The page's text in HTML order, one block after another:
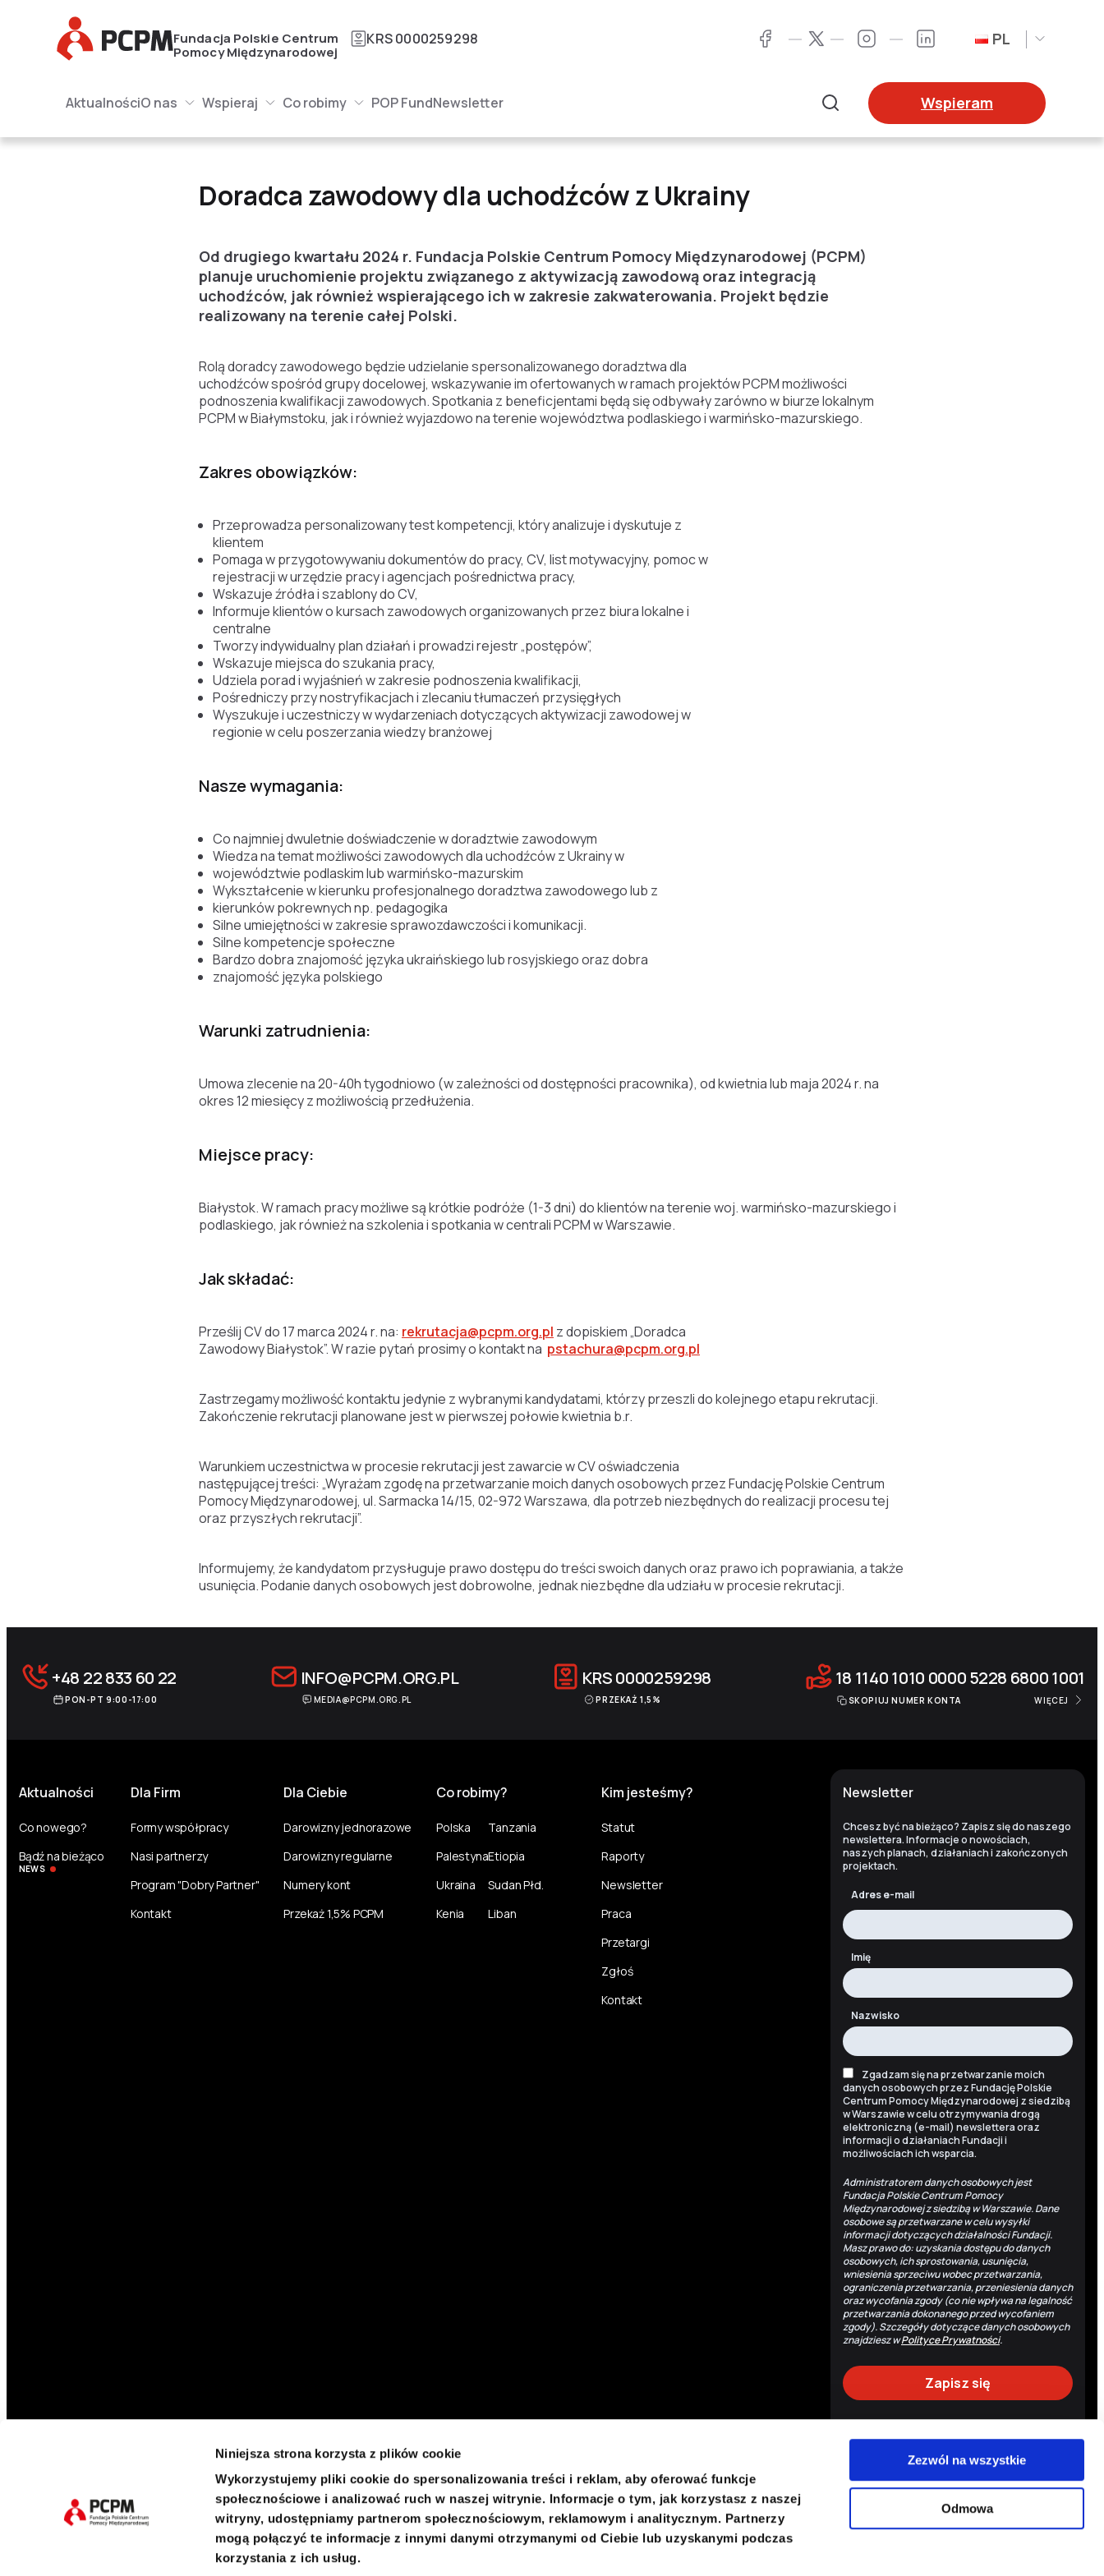
Niniejsza strona korzysta z plików cookie
Wykorzystujemy pliki cookie do spersonalizowania treści i reklam, aby oferować funkcje
społecznościowe i analizować ruch w naszej witrynie. Informacje o tym, jak korzystasz z naszej
witryny, udostępniamy partnerom społecznościowym, reklamowym i analitycznym. Partnerzy
mogą połączyć te informacje z innymi danymi otrzymanymi od Ciebie lub uzyskanymi podczas
korzystania z ich usług.
Zezwól na wszystkie
Odmowa
Główne Logo
Fundacja Polskie Centrum
Pomocy Międzynarodowej
KRS0000259298 FacebookTwitter InstagramLinkedIn PL
Główne Logo
AktualnościO nasO nas Submenu WspierajWspieraj Submenu Co robimySubmenu POP FundNewsletter
Wspieram
Doradca zawodowy dla uchodźców z Ukrainy
Od drugiego kwartału 2024 r. Fundacja Polskie Centrum Pomocy Międzynarodowej (PCPM)
planuje uruchomienie projektu związanego z aktywizacją zawodową oraz integracją
uchodźców, jak również wspierającego ich w zakresie zakwaterowania. Projekt będzie
realizowany na terenie całej Polski.
Rolą doradcy zawodowego będzie udzielanie spersonalizowanego doradztwa dla
uchodźców spośród grupy docelowej, wskazywanie im ofertowanych w ramach projektów PCPM możliwości
podnoszenia kwalifikacji zawodowych. Spotkania z beneficjentami będą się odbywały zarówno w biurze lokalnym
PCPM w Białymstoku, jak i również wyjazdowo na terenie województwa podlaskiego i warmińsko-mazurskiego.
Zakres obowiązków:
Przeprowadza personalizowany test kompetencji, który analizuje i dyskutuje z
klientem
Pomaga w przygotowywaniu dokumentów do pracy, CV, list motywacyjny, pomoc w
rejestracji w urzędzie pracy i agencjach pośrednictwa pracy,
Wskazuje źródła i szablony do CV,
Informuje klientów o kursach zawodowych organizowanych przez biura lokalne i
centralne
Tworzy indywidualny plan działań i prowadzi rejestr „postępów”,
Wskazuje miejsca do szukania pracy,
Udziela porad i wyjaśnień w zakresie podnoszenia kwalifikacji,
Pośredniczy przy nostryfikacjach i zlecaniu tłumaczeń przysięgłych
Wyszukuje i uczestniczy w wydarzeniach dotyczących aktywizacji zawodowej w
regionie w celu poszerzania wiedzy branżowej
Nasze wymagania:
Co najmniej dwuletnie doświadczenie w doradztwie zawodowym
Wiedza na temat możliwości zawodowych dla uchodźców z Ukrainy w
województwie podlaskim lub warmińsko-mazurskim
Wykształcenie w kierunku profesjonalnego doradztwa zawodowego lub z
kierunków pokrewnych np. pedagogika
Silne umiejętności w zakresie sprawozdawczości i komunikacji.
Silne kompetencje społeczne
Bardzo dobra znajomość języka ukraińskiego lub rosyjskiego oraz dobra
znajomość języka polskiego
Warunki zatrudnienia:
Umowa zlecenie na 20-40h tygodniowo (w zależności od dostępności pracownika), od kwietnia lub maja 2024 r. na
okres 12 miesięcy z możliwością przedłużenia.
Miejsce pracy:
Białystok. W ramach pracy możliwe są krótkie podróże (1-3 dni) do klientów na terenie woj. warmińsko-mazurskiego i
podlaskiego, jak również na szkolenia i spotkania w centrali PCPM w Warszawie.
Jak składać:
Prześlij CV do 17 marca 2024 r. na: rekrutacja@pcpm.org.pl z dopiskiem „Doradca
Zawodowy Białystok”. W razie pytań prosimy o kontakt na pstachura@pcpm.org.pl
Zastrzegamy możliwość kontaktu jedynie z wybranymi kandydatami, którzy przeszli do kolejnego etapu rekrutacji.
Zakończenie rekrutacji planowane jest w pierwszej połowie kwietnia b.r.
Warunkiem uczestnictwa w procesie rekrutacji jest zawarcie w CV oświadczenia
następującej treści: „Wyrażam zgodę na przetwarzanie moich danych osobowych przez Fundację Polskie Centrum
Pomocy Międzynarodowej, ul. Sarmacka 14/15, 02-972 Warszawa, dla potrzeb niezbędnych do realizacji procesu tej
oraz przyszłych rekrutacji”.
Informujemy, że kandydatom przysługuje prawo dostępu do treści swoich danych oraz prawo ich poprawiania, a także
usunięcia. Podanie danych osobowych jest dobrowolne, jednak niezbędne dla udziału w procesie rekrutacji.
+48 22 833 60 22
PON-PT 9:00-17:00
INFO@PCPM.ORG.PL
MEDIA@PCPM.ORG.PL
KRS0000259298
PRZEKAŻ 1,5%
18 1140 1010 0000 5228 6800 1001
SKOPIUJ NUMER KONTA WIĘCEJ
Newsletter
Chcesz być na bieżąco? Zapisz się do naszego
newslettera. Informacje o nowościach,
naszych planach, działaniach i zakończonych
projektach.
Adres e-mail
Imię
Nazwisko
Zgadzam się na przetwarzanie moich
danych osobowych przez Fundację Polskie
Centrum Pomocy Międzynarodowej z siedzibą
w Warszawie w celu otrzymywania drogą
elektroniczną (e-mail) newslettera oraz
informacji o działaniach Fundacji i
możliwościach ich wsparcia.
Administratorem danych osobowych jest
Fundacja Polskie Centrum Pomocy
Międzynarodowej z siedzibą w Warszawie. Dane
osobowe są przetwarzane w celu wysyłki
informacji dotyczących działalności Fundacji.
Masz prawo do: uzyskania dostępu do danych
osobowych, ich sprostowania, usunięcia,
wniesienia sprzeciwu wobec przetwarzania,
ograniczenia przetwarzania, przeniesienia danych
oraz wycofania zgody (co nie wpływa na legalność
przetwarzania dokonanego przed wycofaniem
zgody). Szczegóły dotyczące danych osobowych
znajdziesz wPolityce Prywatności.
Aktualności
Co nowego?
Bądź na bieżąco
NEWS
Dla Firm
Formy współpracy
Nasi partnerzy
Program "Dobry Partner"
Kontakt
Dla Ciebie
Darowizny jednorazowe
Darowizny regularne
Numery kont
Przekaż 1,5% PCPM
Co robimy?
Polska
Palestyna
Ukraina
Kenia
Tanzania
Etiopia
Sudan Płd.
Liban
Kim jesteśmy?
Statut
Raporty
Newsletter
Praca
Przetargi
Zgłoś
Kontakt
LinkedIn Powrót do góry